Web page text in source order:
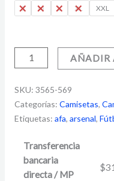
S M L XL XXL
AÑADIR
SKU: 3565-569
Categorías: Camisetas,
Etiquetas: afa, arsenal,
Transferencia
bancaria
directa / MP
$